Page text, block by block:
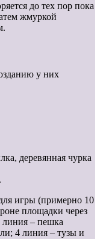
до тех пор пока
жмуркой
у них
деревянная чурка
игры (примерно 10
площадки через
линия – пешка
4 линия – тузы и